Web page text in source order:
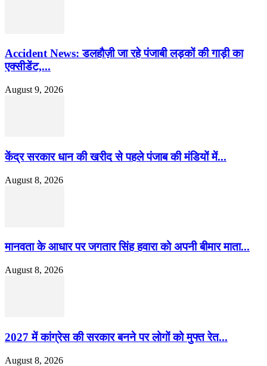
Accident News: डलहौज़ी जा रहे पंजाबी लड़कों की गाड़ी का
एक्सीडेंट,...
August 9, 2026
केंद्र सरकार धान की खरीद से पहले पंजाब की मंडियों में...
August 8, 2026
मानवता के आधार पर जगतार सिंह हवारा को अपनी बीमार माता...
August 8, 2026
2027 में कांग्रेस की सरकार बनने पर लोगों को मुफ्त रेत...
August 8, 2026